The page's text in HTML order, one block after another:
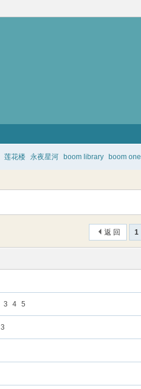
莲花楼 永夜星河 boom library boom one
1
返 回
3 4 5
3